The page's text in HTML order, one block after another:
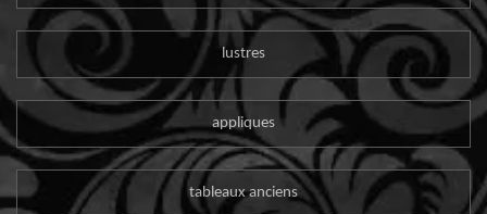
lustres
appliques
tableaux anciens